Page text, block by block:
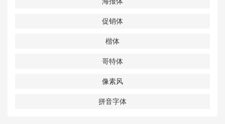
促销体
楷体
哥特体
像素风
拼音字体